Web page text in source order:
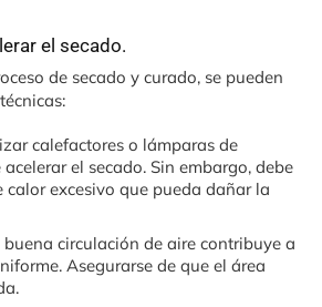
el secado.
de secado y curado, se pueden
calefactores o lámparas de
el secado. Sin embargo, debe
calor excesivo que pueda dañar la
buena circulación de aire contribuye a
Asegurarse de que el área